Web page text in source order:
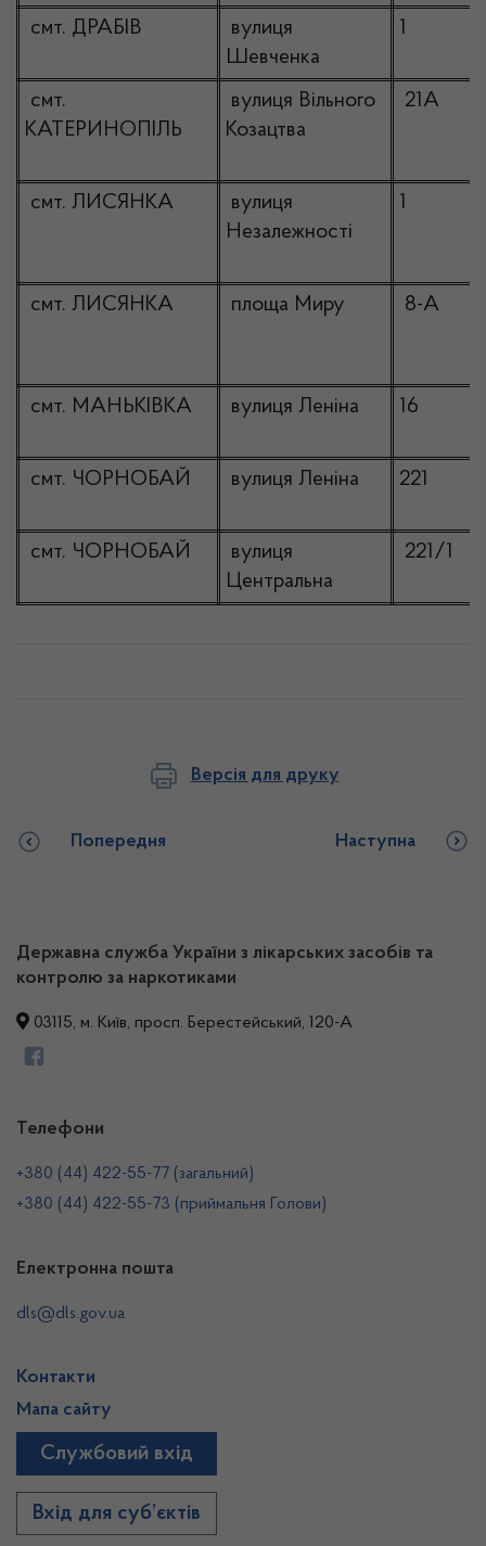
смт. ДРАБІВ
вулиця
Шевченка
1
смт.
КАТЕРИНОПІЛЬ
вулиця Вільного
Козацтва
21А
смт. ЛИСЯНКА
вулиця
Незалежності
1
смт. ЛИСЯНКА площа Миру 8-А
смт. МАНЬКІВКА вулиця Леніна 16
смт. ЧОРНОБАЙ вулиця Леніна 221
смт. ЧОРНОБАЙ
вулиця
Центральна
221/1
Версія для друку
Попередня Наступна
Державна служба України з лікарських засобів та
контролю за наркотиками
03115, м. Київ, просп. Берестейський, 120-А
Телефони
+380 (44) 422-55-77 (загальний)
+380 (44) 422-55-73 (приймальня Голови)
Електронна пошта
dls@dls.gov.ua
Контакти
Мапа сайту
Службовий вхід
Вхід для суб’єктів